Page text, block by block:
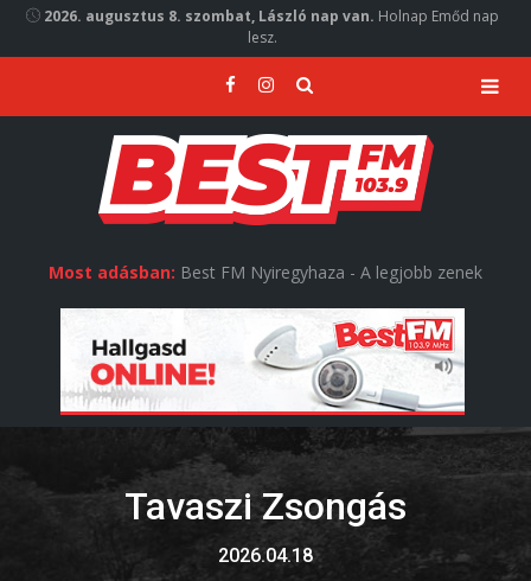
2026. augusztus 8. szombat, László nap van. Holnap Emőd nap
lesz.
Most adásban: Best FM Nyiregyhaza - A legjobb zenek
Tavaszi Zsongás
2026.04.18